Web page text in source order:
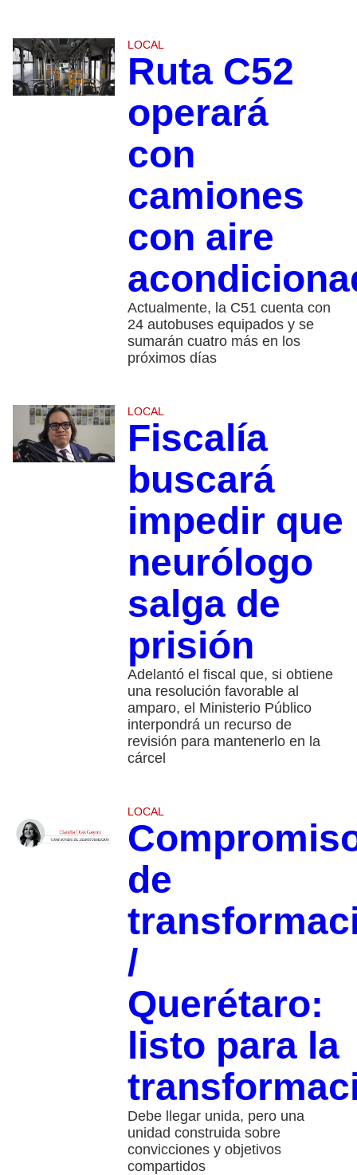
LOCAL
Ruta C52
operará
con
camiones
con aire
Actualmente, la C51 cuenta con
24 autobuses equipados y se
sumarán cuatro más en los
próximos días
LOCAL
Fiscalía
buscará
impedir que
neurólogo
salga de
prisión
Adelantó el fiscal que, si obtiene
una resolución favorable al
amparo, el Ministerio Público
interpondrá un recurso de
revisión para mantenerlo en la
cárcel
LOCAL
de
/
Querétaro:
listo para la
Debe llegar unida, pero una
unidad construida sobre
convicciones y objetivos
compartidos